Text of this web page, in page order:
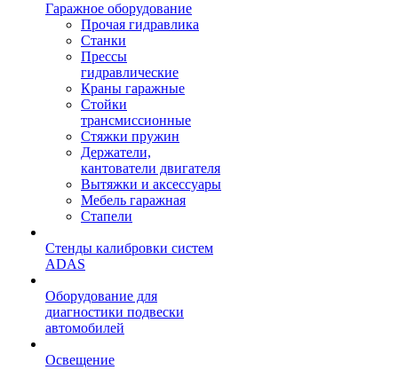
Гаражное оборудование
Прочая гидравлика
Станки
Прессы
гидравлические
Краны гаражные
Стойки
трансмиссионные
Стяжки пружин
Держатели,
кантователи двигателя
Вытяжки и аксессуары
Мебель гаражная
Стапели
Стенды калибровки систем
ADAS
Оборудование для
диагностики подвески
автомобилей
Освещение